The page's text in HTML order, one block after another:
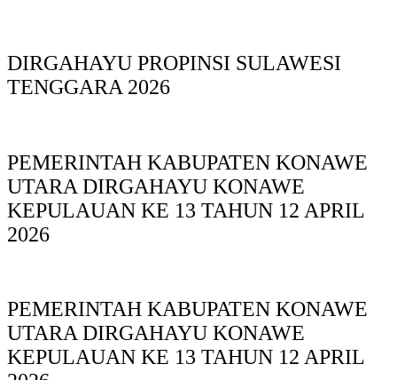
DIRGAHAYU PROPINSI SULAWESI
TENGGARA 2026
PEMERINTAH KABUPATEN KONAWE
UTARA DIRGAHAYU KONAWE
KEPULAUAN KE 13 TAHUN 12 APRIL
2026
PEMERINTAH KABUPATEN KONAWE
UTARA DIRGAHAYU KONAWE
KEPULAUAN KE 13 TAHUN 12 APRIL